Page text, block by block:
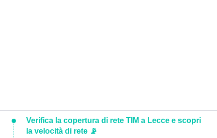
Verifica la copertura di rete TIM a Lecce e scopri
la velocità di rete 📡